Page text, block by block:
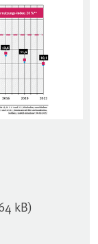
kB)